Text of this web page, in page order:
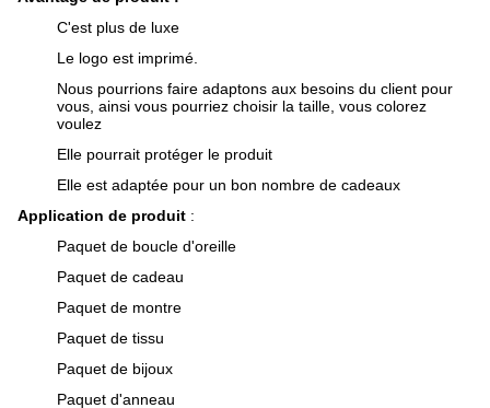
C'est plus de luxe
Le logo est imprimé.
Nous pourrions faire adaptons aux besoins du client pour
vous, ainsi vous pourriez choisir la taille, vous colorez
voulez
Elle pourrait protéger le produit
Elle est adaptée pour un bon nombre de cadeaux
Application de produit :
Paquet de boucle d'oreille
Paquet de cadeau
Paquet de montre
Paquet de tissu
Paquet de bijoux
Paquet d'anneau